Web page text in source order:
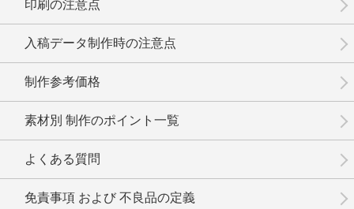
印刷の注意点
入稿データ制作時の注意点
制作参考価格
素材別 制作のポイント一覧
よくある質問
免責事項 および 不良品の定義